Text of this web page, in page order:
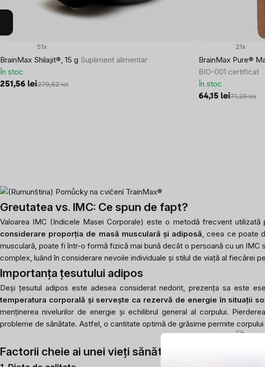
BrainMax Shilajit®, 15 g Supliment alimentar
51x
În stoc
251,56 lei279,52 lei
BrainMax Pure®
BIO-001 certificat
21x
În stoc
64,15 lei71,29 lei
Greutatea vs. IMC: Ce spun de fapt?
Valoarea IMC (Indicele Masei Corporale) este o metodă frecvent
considerare proporția de masă musculară și adiposă , ceea ce poate
musculară, poate fi într-o formă fizică mai bună decât o persoană cu un
complex, luând în considerare nevoile individuale și stilul de viață al fiecărei
Importanța țesutului adipos
Deși țesutul adipos este adesea considerat nedorit, prezența sa este
temperatura corporală și servește ca rezervă de energie în situații
menținerea nivelurilor de energie și echilibrul general al corpului.
probleme de sănătate. Astfel, o cantitate optimă de grăsime permite
Factorii cheie ai unei vieți sănătoase care nu